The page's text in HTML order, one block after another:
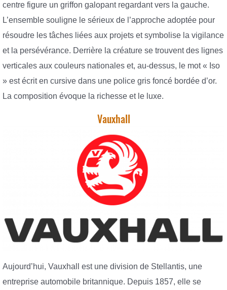
centre figure un griffon galopant regardant vers la gauche.
L’ensemble souligne le sérieux de l’approche adoptée pour
résoudre les tâches liées aux projets et symbolise la vigilance
et la persévérance. Derrière la créature se trouvent des lignes
verticales aux couleurs nationales et, au-dessus, le mot « Iso
» est écrit en cursive dans une police gris foncé bordée d’or.
La composition évoque la richesse et le luxe.
Vauxhall
Aujourd’hui, Vauxhall est une division de Stellantis, une
entreprise automobile britannique. Depuis 1857, elle se